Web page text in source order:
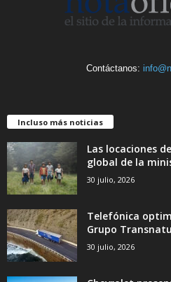
Contáctanos:
Incluso más noticias
Las locaciones
global de la
30 julio, 2026
Telefónica
Grupo
30 julio, 2026